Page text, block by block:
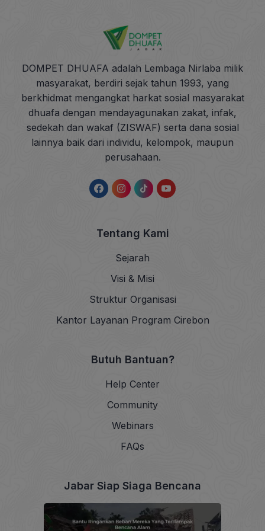
DOMPET DHUAFA adalah Lembaga Nirlaba milik
masyarakat, berdiri sejak tahun 1993, yang
berkhidmat mengangkat harkat sosial masyarakat
dhuafa dengan mendayagunakan zakat, infak,
sedekah dan wakaf (ZISWAF) serta dana sosial
lainnya baik dari individu, kelompok, maupun
perusahaan.
Tentang Kami
Sejarah
Visi & Misi
Struktur Organisasi
Kantor Layanan Program Cirebon
Butuh Bantuan?
Help Center
Community
Webinars
FAQs
Jabar Siap Siaga Bencana